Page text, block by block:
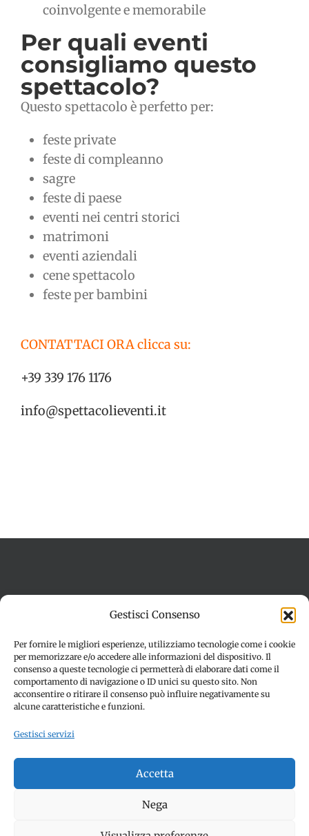
Gestisci Consenso
Per fornire le migliori esperienze, utilizziamo tecnologie come i cookie
per memorizzare e/o accedere alle informazioni del dispositivo. Il
consenso a queste tecnologie ci permetterà di elaborare dati come il
comportamento di navigazione o ID unici su questo sito. Non
acconsentire o ritirare il consenso può influire negativamente su
alcune caratteristiche e funzioni.
Gestisci servizi
Accetta
Nega
coinvolgente e memorabile
Per quali eventi
consigliamo questo
spettacolo?
Questo spettacolo è perfetto per:
feste private
feste di compleanno
sagre
feste di paese
eventi nei centri storici
matrimoni
eventi aziendali
cene spettacolo
feste per bambini
CONTATTACI ORA clicca su:
+39 339 176 1176
info@spettacolieventi.it
Disconoscimento
© Copyright 2012 -2026 | SPETTACOLI EVENTI - CIVITANOVA
MARCHE (MC) - Partita iva: 01907890436 | ALL RIGHTS
RESERVED | Made with ❤️ by